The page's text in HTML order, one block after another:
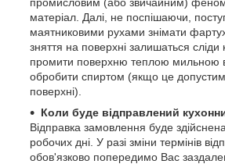
матеріал. Далі, не поспішаючи,
маятниковими рухами знімати
зняття на поверхні залишаться
промити поверхню теплою мильною
обробити спиртом (якщо це
поверхні).
Коли буде відправлений
Відправка замовлення буде
робочих дні. У разі зміни термінів
обов'язково попередимо Вас